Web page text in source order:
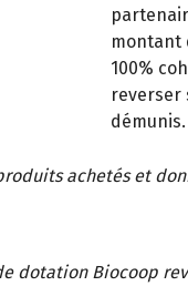
montant
100%
reverser
démunis.
achetés et
dotation Biocoop